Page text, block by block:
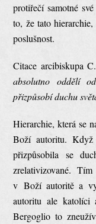
protiřečí samotné
to, že tato
poslušnost.
Citace arcibiskupa
absolutno oddělí
přizpůsobí duchu
Hierarchie, která se
Boží autoritu.
přizpůsobila se
zrelativizované.
v Boží autoritě a
autoritu ale katolíci
Bergoglio to